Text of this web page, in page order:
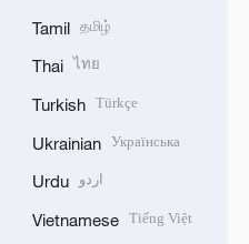
Tamil தமிழ்
Thai ไทย
Turkish Türkçe
Ukrainian Українська
Urdu اردو
Vietnamese Tiếng Việt